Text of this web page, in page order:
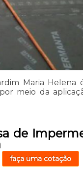
Maria Helena
meio da
de
faça uma cotação